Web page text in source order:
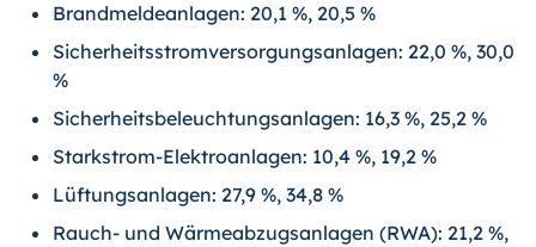
Brandmeldeanlagen: 20,1 %, 20,5 %
Sicherheitsstromversorgungsanlagen: 22,0 %, 30,0
%
Sicherheitsbeleuchtungsanlagen: 16,3 %, 25,2 %
Starkstrom-Elektroanlagen: 10,4 %, 19,2 %
Lüftungsanlagen: 27,9 %, 34,8 %
Rauch- und Wärmeabzugsanlagen (RWA): 21,2 %,